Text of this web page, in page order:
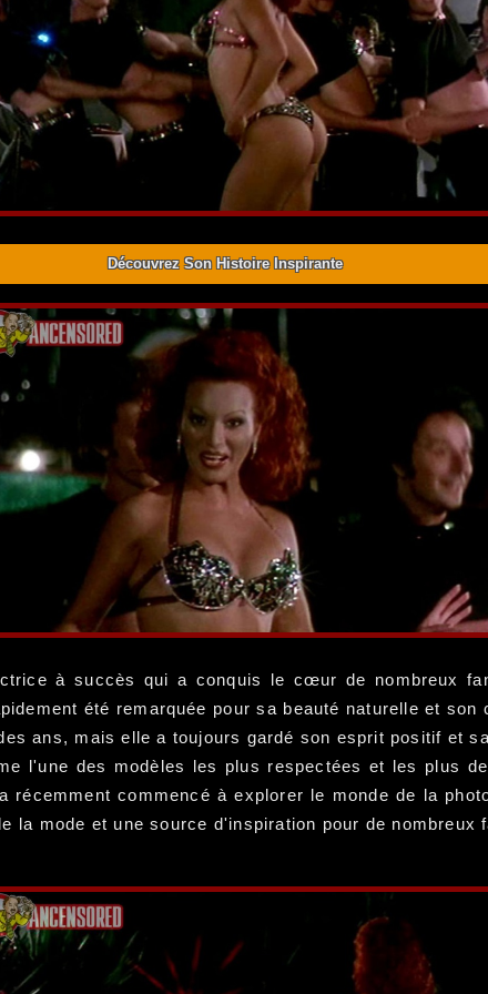
Découvrez Son Histoire Inspirante
à succès qui a conquis le cœur de nombreux
été remarquée pour sa beauté naturelle et
ans, mais elle a toujours gardé son esprit positif et
l'une des modèles les plus respectées et les plus
commencé à explorer le monde de la
la mode et une source d'inspiration pour de